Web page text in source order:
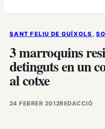
SANT FELIU DE GUÍXOLS ,
3 marroquins
detinguts en un
al cotxe
24 FEBRER 2012REDACCIÓ